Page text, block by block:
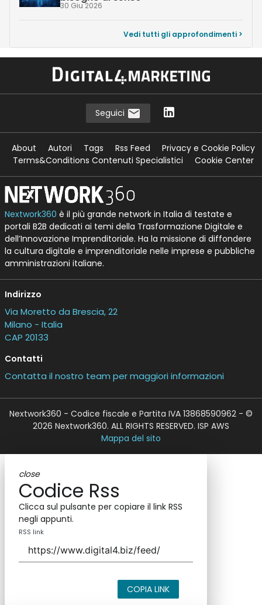
30 Giu 2026
Vedi tutti gli approfondimenti >
Seguici
About Autori Tags Rss Feed
Privacy e Cookie Policy
Terms&Conditions Contenuti Specialistici
Cookie Center
Nextwork360 è il più grande network in Italia di testate e
portali B2B dedicati ai temi della Trasformazione Digitale e
dell’Innovazione Imprenditoriale. Ha la missione di diffondere
la cultura digitale e imprenditoriale nelle imprese e pubbliche
amministrazioni italiane.
Indirizzo
Via Moretto da Brescia, 22
Milano - Italia
CAP 20133
Contatti
Contatta il nostro team per maggiori informazioni
Nextwork360 - Codice fiscale e Partita IVA 13868590962 - ©
2026 Nextwork360. ALL RIGHTS RESERVED. ISP AWS
Mappa del sito
close
Codice Rss
Clicca sul pulsante per copiare il link RSS
negli appunti.
RSS link
COPIA LINK